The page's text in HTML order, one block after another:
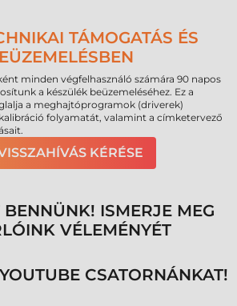
TÁMOGATÁS ÉS
minden végfelhasználó számára 90 napos
a készülék beüzemeléséhez. Ez a
a meghajtóprogramok (driverek)
folyamatát, valamint a címketervező
KÉRÉSE
ISMERJE MEG
VÉLEMÉNYÉT
CSATORNÁNKAT!